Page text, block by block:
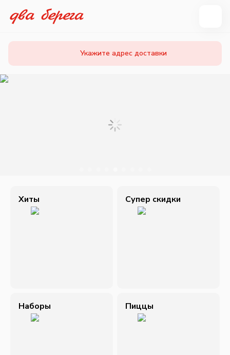
Укажите адрес доставки
Хиты Супер скидки
Наборы Пиццы